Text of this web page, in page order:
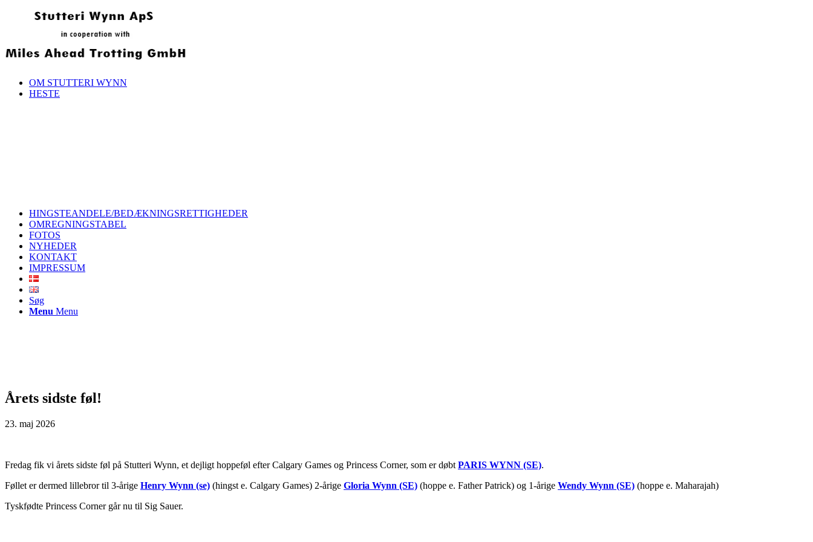
OM STUTTERI WYNN
HESTE
HINGSTEANDELE/BEDÆKNINGSRETTIGHEDER
OMREGNINGSTABEL
FOTOS
NYHEDER
KONTAKT
IMPRESSUM
Søg
Menu Menu
Årets sidste føl!
23. maj 2026
Fredag fik vi årets sidste føl på Stutteri Wynn, et dejligt hoppeføl efter Calgary Games og Princess Corner, som er døbt PARIS WYNN (SE).
Føllet er dermed lillebror til 3-årige Henry Wynn (se) (hingst e. Calgary Games) 2-årige Gloria Wynn (SE) (hoppe e. Father Patrick) og 1-årige Wendy Wynn (SE) (hoppe e. Maharajah)
Tyskfødte Princess Corner går nu til Sig Sauer.